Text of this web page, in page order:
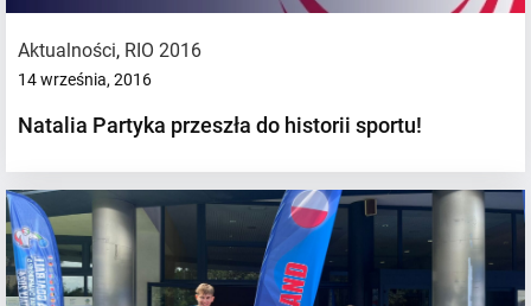
Aktualności, RIO 2016
14 września, 2016
Natalia Partyka przeszła do historii sportu!